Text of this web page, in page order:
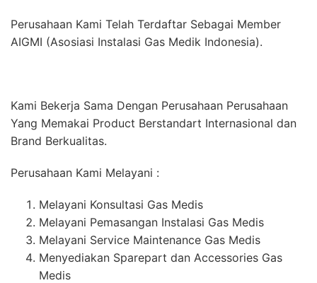
Perusahaan Kami Telah Terdaftar Sebagai Member
AIGMI (Asosiasi Instalasi Gas Medik Indonesia).
Kami Bekerja Sama Dengan Perusahaan Perusahaan
Yang Memakai Product Berstandart Internasional dan
Brand Berkualitas.
Perusahaan Kami Melayani :
Melayani Konsultasi Gas Medis
Melayani Pemasangan Instalasi Gas Medis
Melayani Service Maintenance Gas Medis
Menyediakan Sparepart dan Accessories Gas
Medis